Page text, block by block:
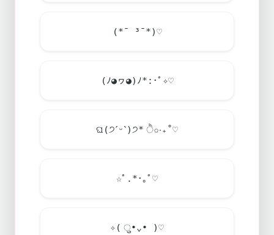
(*¯ ³¯*)♡
(ﾉ◕ヮ◕)ﾉ*:･ﾟ✧♡
ଘ(੭ˊᵕˋ)੭* ੈ✩‧₊˚♡
☆ﾟ.*･｡ﾟ♡
✧( ु•⌄• )♡